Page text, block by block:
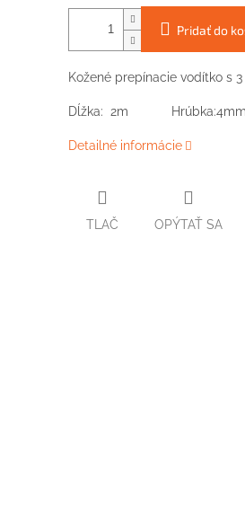
Pridať do
Kožené prepínacie vodítko s
Dĺžka: 2m Hrúbka:4mm,
Detailné informácie
TLAČ OPÝTAŤ SA